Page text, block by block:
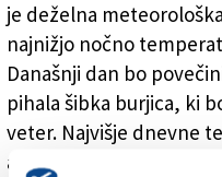
je deželna
najnižjo nočno
Današnji dan bo
pihala šibka burjica, ki
veter. Najvišje dnevne
ali 25 stopinj Celzija.